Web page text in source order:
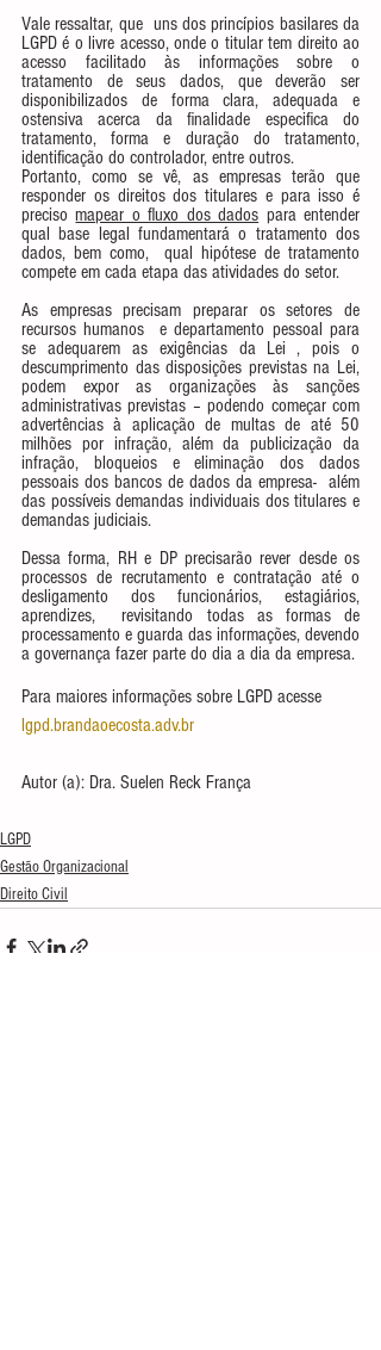
Vale ressaltar, que  uns dos princípios basilares da
LGPD é o livre acesso, onde o titular tem direito ao
acesso facilitado às informações sobre o
tratamento de seus dados, que deverão ser
disponibilizados de forma clara, adequada e
ostensiva acerca da finalidade especifica do
tratamento, forma e duração do tratamento,
identificação do controlador, entre outros.
Portanto, como se vê, as empresas terão que
responder os direitos dos titulares e para isso é
preciso mapear o fluxo dos dados para entender
qual base legal fundamentará o tratamento dos
dados, bem como,  qual hipótese de tratamento
compete em cada etapa das atividades do setor.
As empresas precisam preparar os setores de
recursos humanos  e departamento pessoal para
se adequarem as exigências da Lei , pois o
descumprimento das disposições previstas na Lei,
podem expor as organizações às sanções
administrativas previstas – podendo começar com
advertências à aplicação de multas de até 50
milhões por infração, além da publicização da
infração, bloqueios e eliminação dos dados
pessoais dos bancos de dados da empresa-  além
das possíveis demandas individuais dos titulares e
demandas judiciais.
Dessa forma, RH e DP precisarão rever desde os
processos de recrutamento e contratação até o
desligamento dos funcionários, estagiários,
aprendizes,  revisitando todas as formas de
processamento e guarda das informações, devendo
a governança fazer parte do dia a dia da empresa.
Para maiores informações sobre LGPD acesse
lgpd.brandaoecosta.adv.br
Autor (a): Dra. Suelen Reck França
LGPD
Gestão Organizacional
Direito Civil